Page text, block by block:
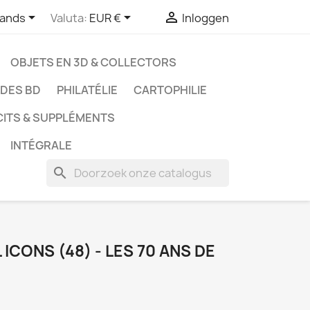
 Valuta: EUR €  Inloggen
OBJETS EN 3D & COLLECTORS
BD PHILATÉLIE
CARTOPHILIE
& SUPPLÉMENTS
INTÉGRALE
search
ICONS (48) - LES 70 ANS DE